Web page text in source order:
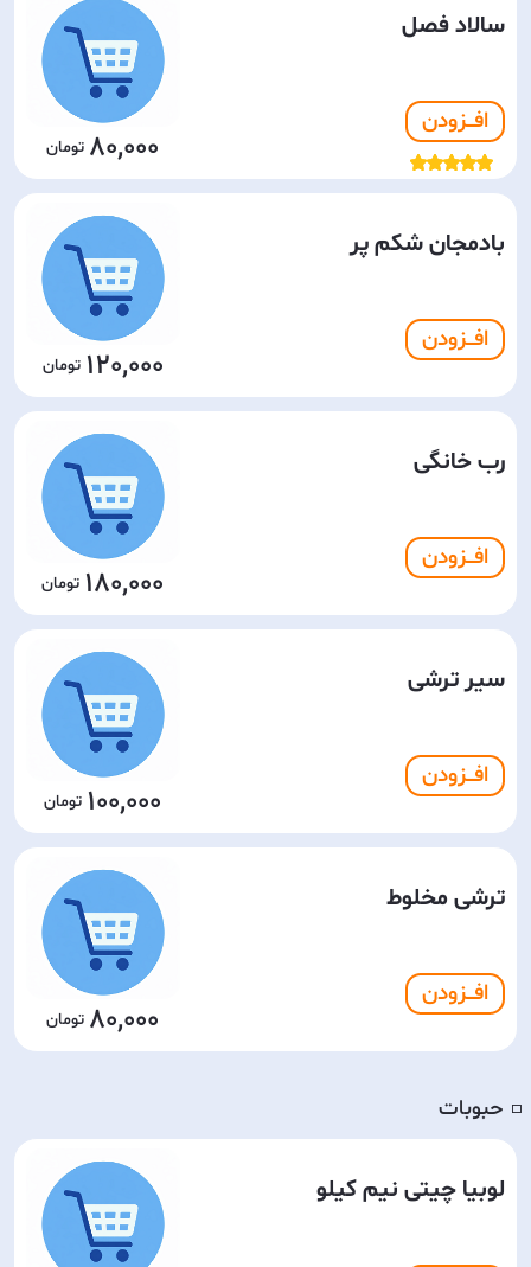
سالاد فصل
افـــزودن
80,000
بادمجان شکم پر
افـــزودن
120,000
رب خانگی
افـــزودن
180,000
سیر ترشی
افـــزودن
100,000
ترشی مخلوط
افـــزودن
80,000
◽️ حبوبات
لوبیا چیتی نیم کیلو